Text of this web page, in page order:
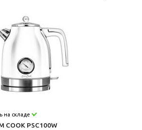
на складе
COOK PSC100W